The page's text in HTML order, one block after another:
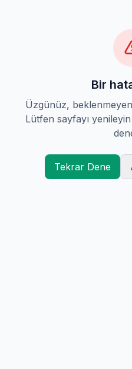
Bir
Üzgünüz,
Lütfen sayfayı
Tekrar Dene